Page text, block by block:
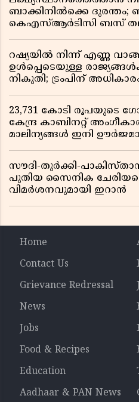
ബാക്കിനിൽക്കെ ദുരന്തം;
കെഎസ്ആർടിസി ബസ്
റഷ്യയിൽ നിന്ന് എണ്ണ
ഉൾപ്പെടെയുള്ള
നികുതി; ട്രംപിന്
23,731 കോടി രൂപയുടെ
കേന്ദ്ര കാബിനറ്റ്
മാലിന്യങ്ങൾ ഇനി
സൗദി-തുർക്കി-
പുതിയ സൈനിക
വിമർശനവുമായി ഇറാൻ
Home
Contact Us
Grievance Redressal
News
Jobs
Food & Recipes
Education
Aadhaar & PAN News